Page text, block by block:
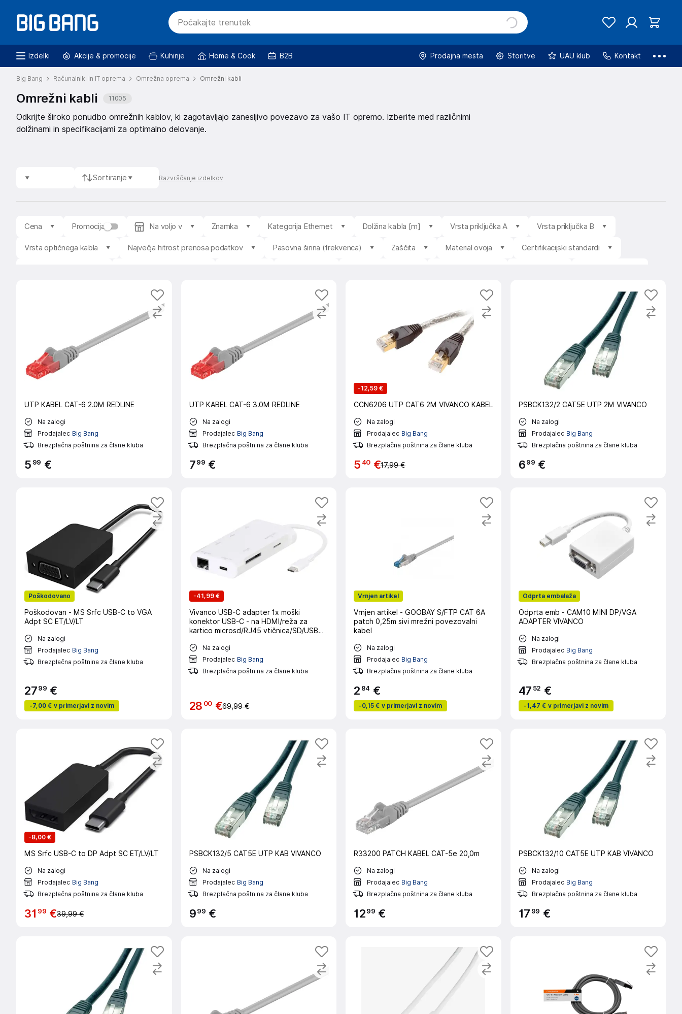
Izdelki Akcije & promocije Kuhinje Home & Cook B2B Prodajna mesta Storitve UAU klub Kontakt
Big Bang Računalniki in IT oprema Omrežna oprema Omrežni kabli
Omrežni kabli 11005
Odkrijte široko ponudbo omrežnih kablov, ki zagotavljajo zanesljivo povezavo za vašo IT opremo. Izberite med različnimi
dolžinami in specifikacijami za optimalno delovanje.
Sortiranje Razvrščanje izdelkov
Cena Promocija Na voljo v Znamka Kategorija Ethernet Dolžina kabla [m] Vrsta priključka A Vrsta priključka B
Vrsta optičnega kabla Največja hitrost prenosa podatkov Pasovna širina (frekvenca) Zaščita Material ovoja Certifikacijski standardi
UTP KABEL CAT-6 2.0M REDLINE
Na zalogi
Prodajalec Big Bang
Brezplačna poštnina za člane kluba
5 99 €
UTP KABEL CAT-6 3.0M REDLINE
Na zalogi
Prodajalec Big Bang
Brezplačna poštnina za člane kluba
799 €
-12,59 €
CCN6206 UTP CAT6 2M VIVANCO KABEL
Na zalogi
Prodajalec Big Bang
Brezplačna poštnina za člane kluba
5 40 €17,99 €
PSBCK132/2 CAT5E UTP 2M VIVANCO
Na zalogi
Prodajalec Big Bang
Brezplačna poštnina za člane kluba
699 €
Poškodovano
Poškodovan - MS Srfc USB-C to VGA
Adpt SC ET/LV/LT
Na zalogi
Prodajalec Big Bang
Brezplačna poštnina za člane kluba
2799 €
-7,00 € v primerjavi z novim
-41,99 €
Vivanco USB-C adapter 1x moški
konektor USB-C - na HDMI/reža za
kartico microsd/RJ45 vtičnica/SD/USB
Na zalogi
Prodajalec Big Bang
Brezplačna poštnina za člane kluba
28 00 €69,99 €
Vrnjen artikel
Vrnjen artikel - GOOBAY S/FTP CAT 6A
patch 0,25m sivi mrežni povezovalni
kabel
Na zalogi
Prodajalec Big Bang
Brezplačna poštnina za člane kluba
2 84 €
-0,15 € v primerjavi z novim
Odprta embalaža
Odprta emb - CAM10 MINI DP/VGA
ADAPTER VIVANCO
Na zalogi
Prodajalec Big Bang
Brezplačna poštnina za člane kluba
47 52 €
-1,47 € v primerjavi z novim
-8,00 €
MS Srfc USB-C to DP Adpt SC ET/LV/LT
Na zalogi
Prodajalec Big Bang
Brezplačna poštnina za člane kluba
31 99 €39,99 €
PSBCK132/5 CAT5E UTP KAB VIVANCO
Na zalogi
Prodajalec Big Bang
Brezplačna poštnina za člane kluba
999 €
R33200 PATCH KABEL CAT-5e 20,0m
Na zalogi
Prodajalec Big Bang
Brezplačna poštnina za člane kluba
1299 €
PSBCK132/10 CAT5E UTP KAB VIVANCO
Na zalogi
Prodajalec Big Bang
Brezplačna poštnina za člane kluba
17 99 €